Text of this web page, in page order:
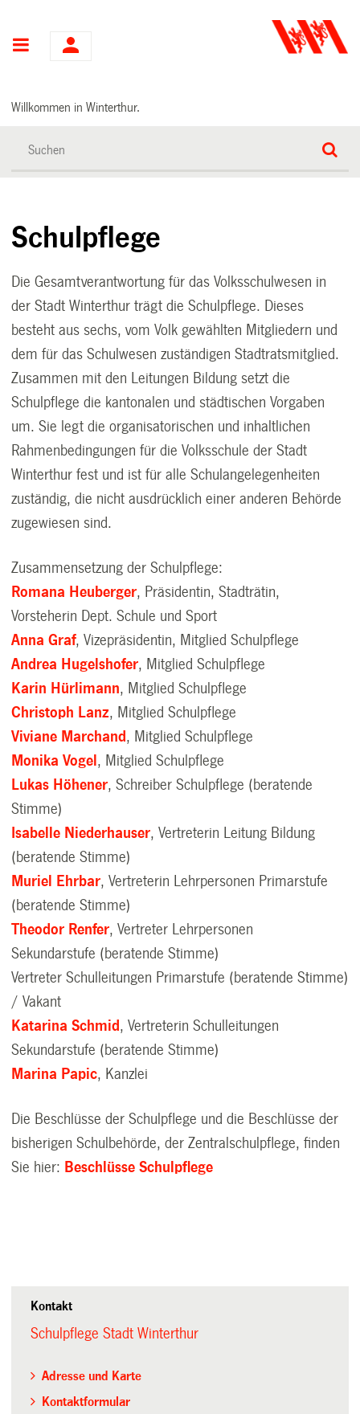
Hauptnavigation
Willkommen in Winterthur.
Schulpflege
Die Gesamtverantwortung für das Volksschulwesen in
der Stadt Winterthur trägt dieSchulpflege. Dieses
besteht aus sechs, vom Volk gewählten Mitgliedern und
dem für das Schulwesen zuständigen Stadtratsmitglied.
Zusammen mit den Leitungen Bildung setzt die
Schulpflege die kantonalen und städtischen Vorgaben
um. Sie legt die organisatorischen und inhaltlichen
Rahmenbedingungen für die Volksschule der Stadt
Winterthur fest und ist für alle Schulangelegenheiten
zuständig, die nicht ausdrücklich einer anderen Behörde
zugewiesen sind.
Zusammensetzung der Schulpflege:
Romana Heuberger, Präsidentin, Stadträtin,
Vorsteherin Dept. Schule und Sport
Anna Graf, Vizepräsidentin, Mitglied Schulpflege
Andrea Hugelshofer, Mitglied Schulpflege
Karin Hürlimann, Mitglied Schulpflege
Christoph Lanz, Mitglied Schulpflege
Viviane Marchand , Mitglied Schulpflege
Monika Vogel , Mitglied Schulpflege
Lukas Höhener, Schreiber Schulpflege (beratende
Stimme)
Isabelle Niederhauser, Vertreterin Leitung Bildung
(beratende Stimme)
Muriel Ehrbar, Vertreterin Lehrpersonen Primarstufe
(beratende Stimme)
Theodor Renfer, Vertreter Lehrpersonen
Sekundarstufe (beratende Stimme)
Vertreter Schulleitungen Primarstufe (beratende Stimme)
/ Vakant
Katarina Schmid , Vertreterin Schulleitungen
Sekundarstufe (beratende Stimme)
Marina Papic, Kanzlei
Die Beschlüsse der Schulpflege und die Beschlüsse der
bisherigen Schulbehörde, der Zentralschulpflege, finden
Sie hier: Beschlüsse Schulpflege
Kontakt
Schulpflege Stadt Winterthur
Adresse und Karte
Kontaktformular